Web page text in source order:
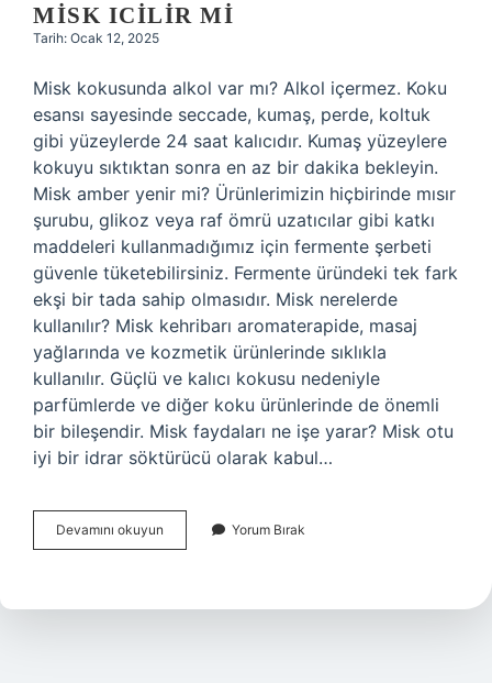
MISK ICILIR MI
Tarih: Ocak 12, 2025
Misk kokusunda alkol var mı? Alkol içermez. Koku
esansı sayesinde seccade, kumaş, perde, koltuk
gibi yüzeylerde 24 saat kalıcıdır. Kumaş yüzeylere
kokuyu sıktıktan sonra en az bir dakika bekleyin.
Misk amber yenir mi? Ürünlerimizin hiçbirinde mısır
şurubu, glikoz veya raf ömrü uzatıcılar gibi katkı
maddeleri kullanmadığımız için fermente şerbeti
güvenle tüketebilirsiniz. Fermente üründeki tek fark
ekşi bir tada sahip olmasıdır. Misk nerelerde
kullanılır? Misk kehribarı aromaterapide, masaj
yağlarında ve kozmetik ürünlerinde sıklıkla
kullanılır. Güçlü ve kalıcı kokusu nedeniyle
parfümlerde ve diğer koku ürünlerinde de önemli
bir bileşendir. Misk faydaları ne işe yarar? Misk otu
iyi bir idrar söktürücü olarak kabul…
Devamını okuyun
Icilir
Yorum Bırak